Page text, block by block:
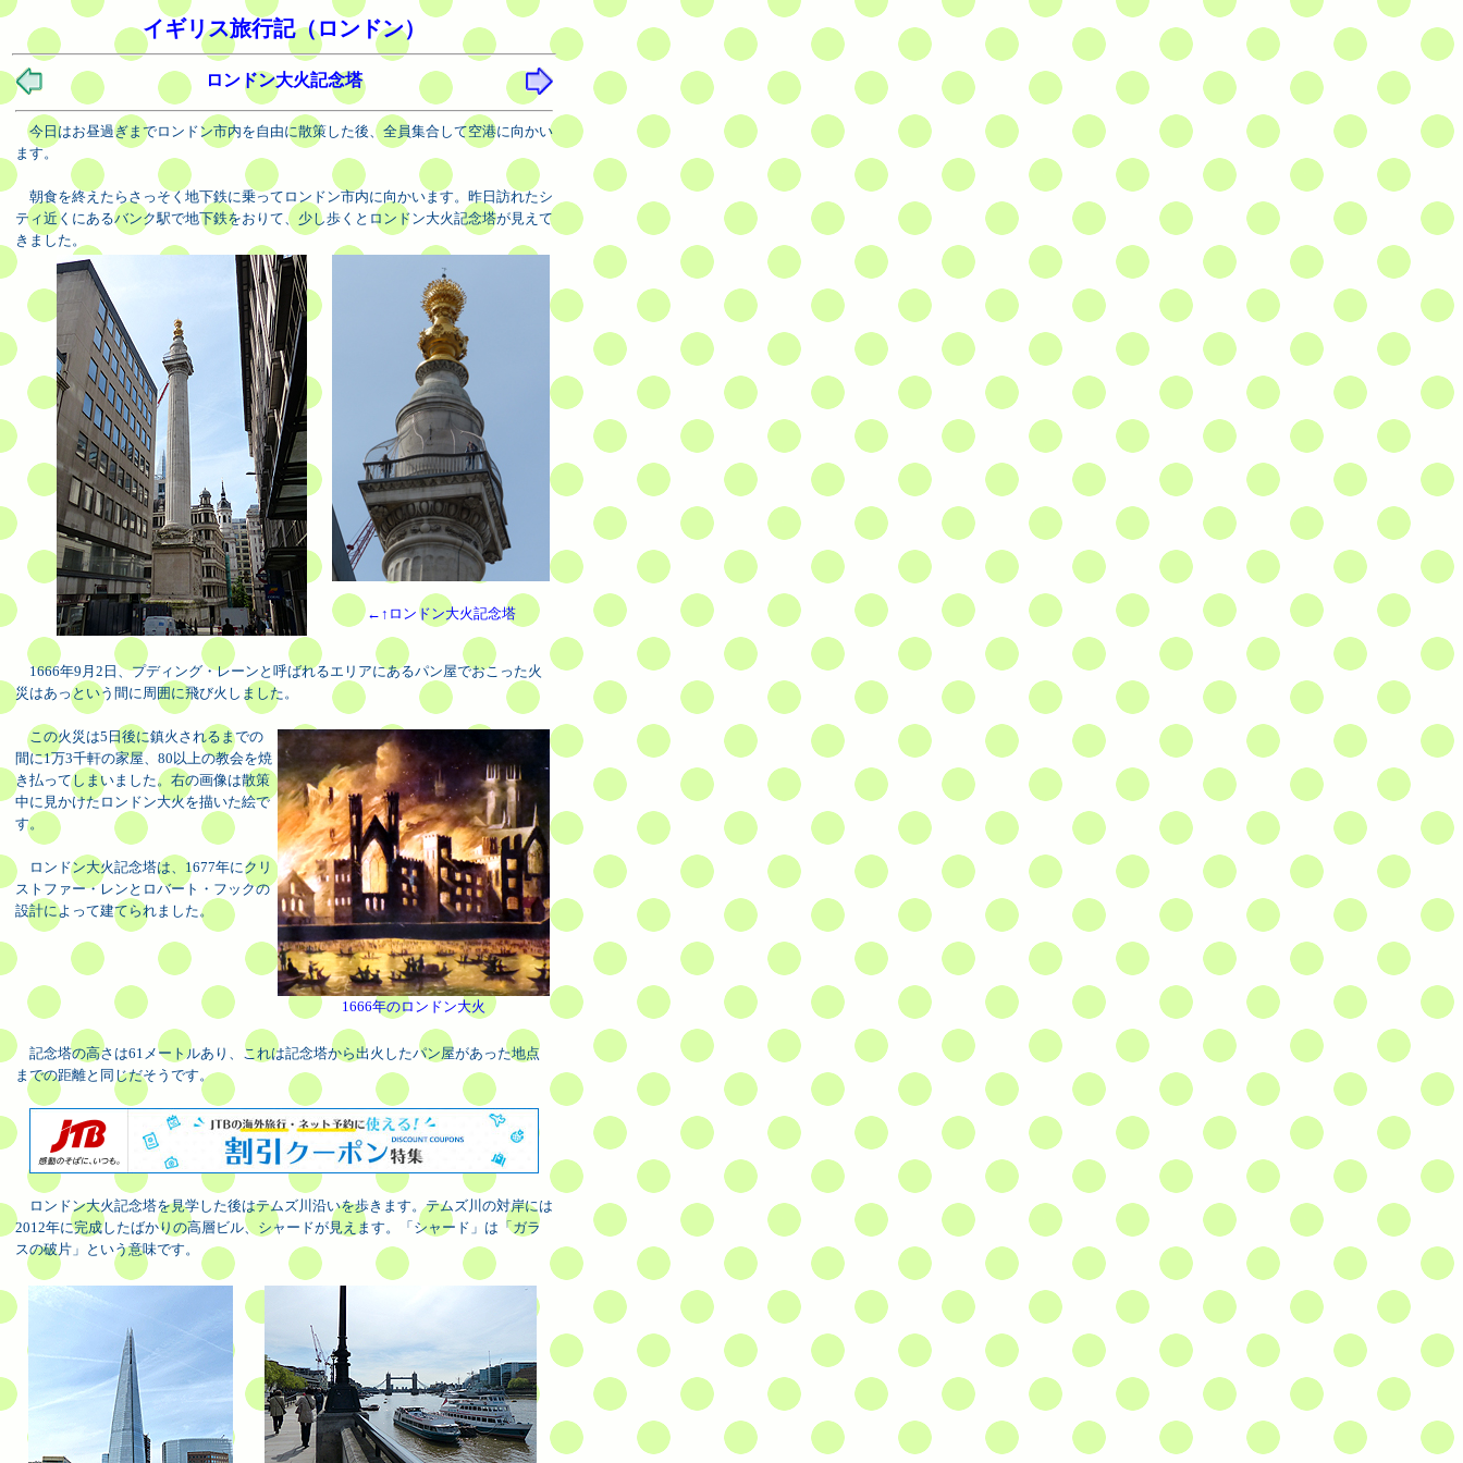
イギリス旅行記（ロンドン）
ロンドン大火記念塔
今日はお昼過ぎまでロンドン市内を自由に散策した後、全員集合して空港に向かい
ます。
朝食を終えたらさっそく地下鉄に乗ってロンドン市内に向かいます。昨日訪れたシ
ティ近くにあるバンク駅で地下鉄をおりて、少し歩くとロンドン大火記念塔が見えて
きました。
←↑ロンドン大火記念塔
1666年9月2日、プディング・レーンと呼ばれるエリアにあるパン屋でおこった火
災はあっという間に周囲に飛び火しました。
1666年のロンドン大火
この火災は5日後に鎮火されるまでの
間に1万3千軒の家屋、80以上の教会を焼
き払ってしまいました。右の画像は散策
中に見かけたロンドン大火を描いた絵で
す。
ロンドン大火記念塔は、1677年にクリ
ストファー・レンとロバート・フックの
設計によって建てられました。
記念塔の高さは61メートルあり、これは記念塔から出火したパン屋があった地点
までの距離と同じだそうです。
ロンドン大火記念塔を見学した後はテムズ川沿いを歩きます。テムズ川の対岸には
2012年に完成したばかりの高層ビル、シャードが見えます。「シャード」は「ガラ
スの破片」という意味です。